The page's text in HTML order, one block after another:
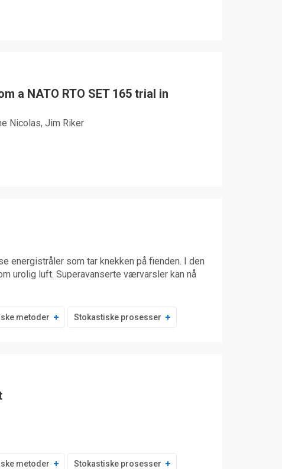
a NATO RTO SET 165 trial in
Nicolas, Jim Riker
energistråler som tar knekken på fienden. I den
urolig luft. Superavanserte værvarsler kan nå
metoder Stokastiske prosesser
metoder Stokastiske prosesser